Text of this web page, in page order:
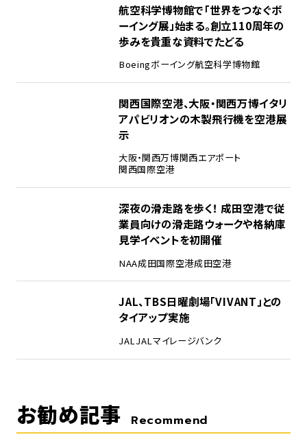
航空科学博物館で「世界をつなぐボ
ーイング展」始まる。創立110周年の
歩みを貴重な資料でたどる
Boeingボーイング航空科学博物館
関西国際空港、大阪・関西万博イタリ
アパビリオンの木製飛行機を空港展
示
大阪・関西万博関西エアポート
関西国際空港
深夜の滑走路を歩く！ 成田空港で従
業員向けの滑走路ウォークや格納庫
見学イベントを初開催
NAA成田国際空港成田空港
JAL、TBS日曜劇場「VIVANT」との
タイアップ実施
JAL JALマイレージバンク
お勧め記事 Recommend